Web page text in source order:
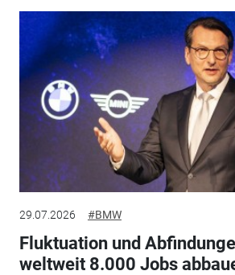
29.07.2026 #BMW
Fluktuation und
weltweit 8.000 Jobs